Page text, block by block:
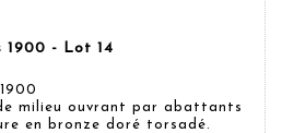
1900 - Lot 14
milieu ouvrant par abattants
en bronze doré torsadé.